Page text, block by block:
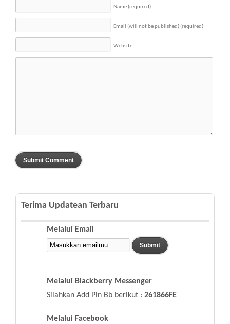
Name (required)
Email (will not be published) (required)
Website
Terima Updatean Terbaru
Melalui Email
Melalui Blackberry Messenger
Silahkan Add Pin Bb berikut : 261866FE
Melalui Facebook